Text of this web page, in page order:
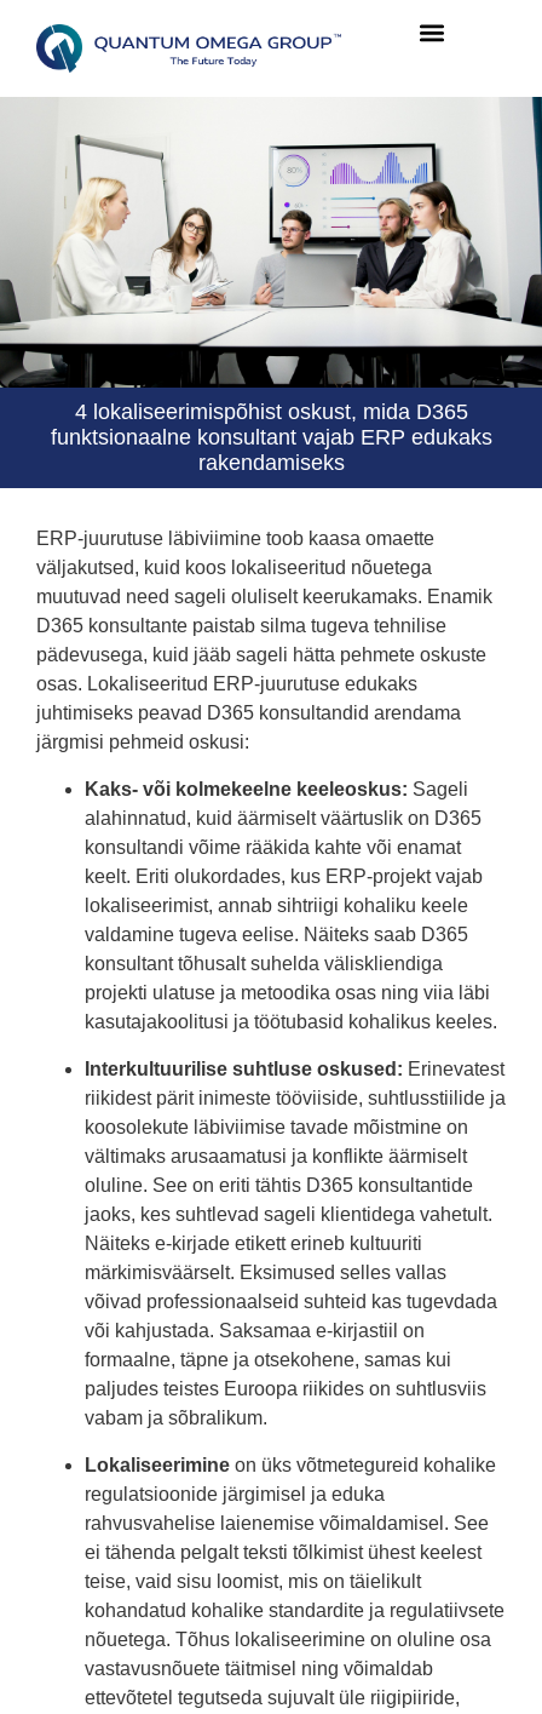
4 lokaliseerimispõhist oskust, mida D365
funktsionaalne konsultant vajab ERP edukaks
rakendamiseks
ERP-juurutuse läbiviimine toob kaasa omaette
väljakutsed, kuid koos lokaliseeritud nõuetega
muutuvad need sageli oluliselt keerukamaks. Enamik
D365 konsultante paistab silma tugeva tehnilise
pädevusega, kuid jääb sageli hätta pehmete oskuste
osas. Lokaliseeritud ERP-juurutuse edukaks
juhtimiseks peavad D365 konsultandid arendama
järgmisi pehmeid oskusi:
Kaks- või kolmekeelne keeleoskus: Sageli
alahinnatud, kuid äärmiselt väärtuslik on D365
konsultandi võime rääkida kahte või enamat
keelt. Eriti olukordades, kus ERP-projekt vajab
lokaliseerimist, annab sihtriigi kohaliku keele
valdamine tugeva eelise. Näiteks saab D365
konsultant tõhusalt suhelda väliskliendiga
projekti ulatuse ja metoodika osas ning viia läbi
kasutajakoolitusi ja töötubasid kohalikus keeles.
Interkultuurilise suhtluse oskused: Erinevatest
riikidest pärit inimeste tööviiside, suhtlusstiilide ja
koosolekute läbiviimise tavade mõistmine on
vältimaks arusaamatusi ja konflikte äärmiselt
oluline. See on eriti tähtis D365 konsultantide
jaoks, kes suhtlevad sageli klientidega vahetult.
Näiteks e-kirjade etikett erineb kultuuriti
märkimisväärselt. Eksimused selles vallas
võivad professionaalseid suhteid kas tugevdada
või kahjustada. Saksamaa e-kirjastiil on
formaalne, täpne ja otsekohene, samas kui
paljudes teistes Euroopa riikides on suhtlusviis
vabam ja sõbralikum.
Lokaliseerimine on üks võtmetegureid kohalike
regulatsioonide järgimisel ja eduka
rahvusvahelise laienemise võimaldamisel. See
ei tähenda pelgalt teksti tõlkimist ühest keelest
teise, vaid sisu loomist, mis on täielikult
kohandatud kohalike standardite ja regulatiivsete
nõuetega. Tõhus lokaliseerimine on oluline osa
vastavusnõuete täitmisel ning võimaldab
ettevõtetel tegutseda sujuvalt üle riigipiiride,